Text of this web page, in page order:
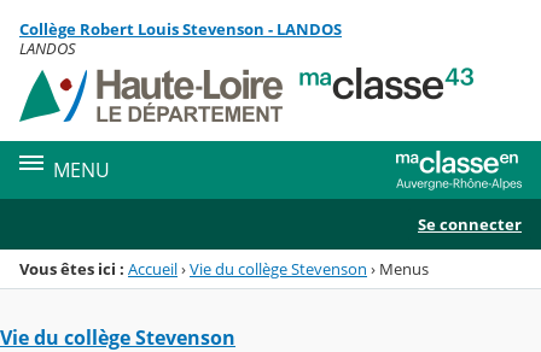
Menu de la rubrique
Contenu
Collège Robert Louis Stevenson - LANDOS
LANDOS
MENU
Se connecter
Vous êtes ici : Accueil›Vie du collège Stevenson › Menus
Vie du collège Stevenson